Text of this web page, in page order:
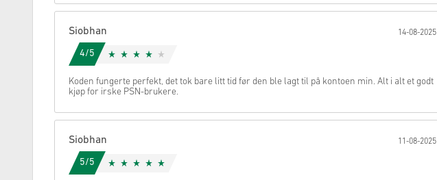
Siobhan 14-08-2025
4/5
Koden fungerte perfekt, det tok bare litt tid før den ble lagt til på kontoen min. Alt i alt et godt
kjøp for irske PSN-brukere.
Siobhan 11-08-2025
5/5